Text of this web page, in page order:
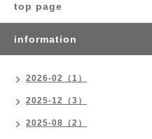
top page
information
2026-02（1）
2025-12（3）
2025-08（2）